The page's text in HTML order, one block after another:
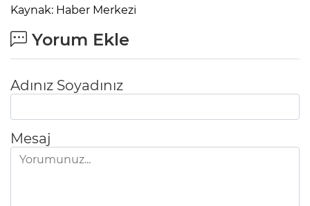
Kaynak: Haber Merkezi
Yorum Ekle
Adınız Soyadınız
Mesaj